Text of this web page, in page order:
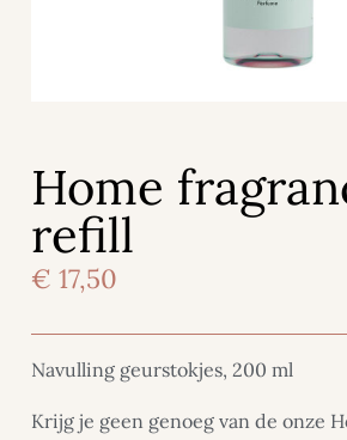
Home
refill
€ 17,50
Navulling geurstokjes, 200 ml
Krijg je geen genoeg van de onze